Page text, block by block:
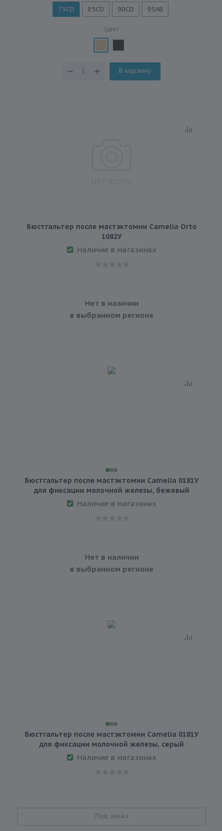
75CD 85CD 90CD 95AB
Цвет
В корзину
Бюстгальтер после мастэктомии Camelia Orto
1082У
Наличие в магазинах
Нет в наличии
в выбранном регионе
Бюстгальтер после мастэктомии Camelia 0181У
для фиксации молочной железы, бежевый
Наличие в магазинах
Нет в наличии
в выбранном регионе
Бюстгальтер после мастэктомии Camelia 0181У
для фиксации молочной железы, серый
Наличие в магазинах
Под заказ